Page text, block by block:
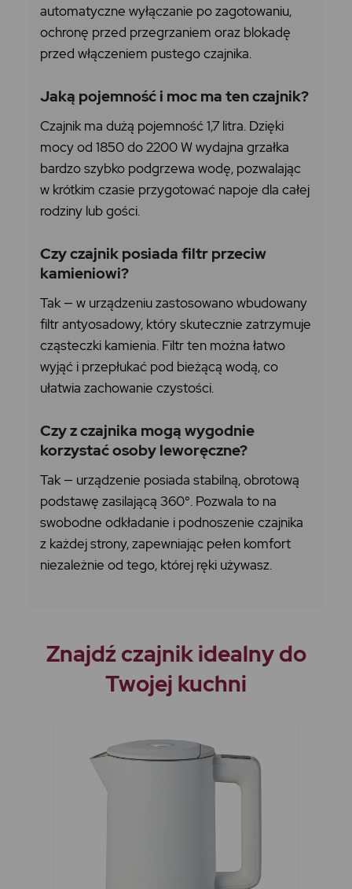
automatyczne wyłączanie po zagotowaniu,
ochronę przed przegrzaniem oraz blokadę
przed włączeniem pustego czajnika.
Jaką pojemność i moc ma ten czajnik?
Czajnik ma dużą pojemność 1,7 litra. Dzięki
mocy od 1850 do 2200 W wydajna grzałka
bardzo szybko podgrzewa wodę, pozwalając
w krótkim czasie przygotować napoje dla całej
rodziny lub gości.
Czy czajnik posiada filtr przeciw
kamieniowi?
Tak — w urządzeniu zastosowano wbudowany
filtr antyosadowy, który skutecznie zatrzymuje
cząsteczki kamienia. Filtr ten można łatwo
wyjąć i przepłukać pod bieżącą wodą, co
ułatwia zachowanie czystości.
Czy z czajnika mogą wygodnie
korzystać osoby leworęczne?
Tak — urządzenie posiada stabilną, obrotową
podstawę zasilającą 360°. Pozwala to na
swobodne odkładanie i podnoszenie czajnika
z każdej strony, zapewniając pełen komfort
niezależnie od tego, której ręki używasz.
Znajdź czajnik idealny do
Twojej kuchni